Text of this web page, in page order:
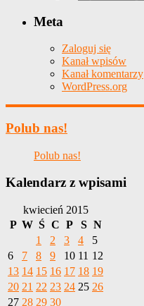
Meta
Zaloguj się
Kanał wpisów
Kanał komentarzy
WordPress.org
Polub nas!
Polub nas!
Kalendarz z wpisami
kwiecień 2015
P W Ś C P S N
1
2 3 4
5
6
7 8 9 10 11 12
13 14 15 16 17 18 19
20 21 22 23 24 25 26
27 28 29 30